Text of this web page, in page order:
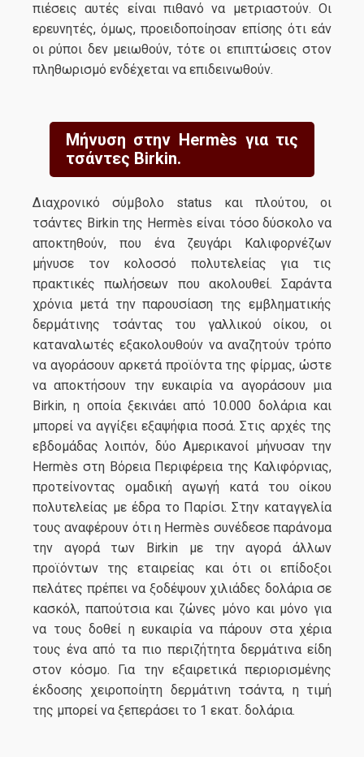
πιέσεις αυτές είναι πιθανό να μετριαστούν. Οι
ερευνητές, όμως, προειδοποίησαν επίσης ότι εάν
οι ρύποι δεν μειωθούν, τότε οι επιπτώσεις στον
πληθωρισμό ενδέχεται να επιδεινωθούν.
Μήνυση στην Hermès για τις
τσάντες Birkin.
Διαχρονικό σύμβολο status και πλούτου, οι
τσάντες Birkin της Hermès είναι τόσο δύσκολο να
αποκτηθούν, που ένα ζευγάρι Καλιφορνέζων
μήνυσε τον κολοσσό πολυτελείας για τις
πρακτικές πωλήσεων που ακολουθεί. Σαράντα
χρόνια μετά την παρουσίαση της εμβληματικής
δερμάτινης τσάντας του γαλλικού οίκου, οι
καταναλωτές εξακολουθούν να αναζητούν τρόπο
να αγοράσουν αρκετά προϊόντα της φίρμας, ώστε
να αποκτήσουν την ευκαιρία να αγοράσουν μια
Birkin, η οποία ξεκινάει από 10.000 δολάρια και
μπορεί να αγγίξει εξαψήφια ποσά. Στις αρχές της
εβδομάδας λοιπόν, δύο Αμερικανοί μήνυσαν την
Hermès στη Βόρεια Περιφέρεια της Καλιφόρνιας,
προτείνοντας ομαδική αγωγή κατά του οίκου
πολυτελείας με έδρα το Παρίσι. Στην καταγγελία
τους αναφέρουν ότι η Hermès συνέδεσε παράνομα
την αγορά των Birkin με την αγορά άλλων
προϊόντων της εταιρείας και ότι οι επίδοξοι
πελάτες πρέπει να ξοδέψουν χιλιάδες δολάρια σε
κασκόλ, παπούτσια και ζώνες μόνο και μόνο για
να τους δοθεί η ευκαιρία να πάρουν στα χέρια
τους ένα από τα πιο περιζήτητα δερμάτινα είδη
στον κόσμο. Για την εξαιρετικά περιορισμένης
έκδοσης χειροποίητη δερμάτινη τσάντα, η τιμή
της μπορεί να ξεπεράσει το 1 εκατ. δολάρια.